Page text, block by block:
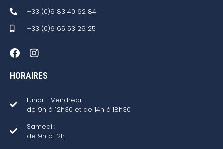
+33 (0)9 83 40 62 84
+33 (0)6 65 53 29 25
HORAIRES
Lundi - Vendredi :
de 9h à 12h30 et de 14h à 18h30
Samedi :
de 9h à 12h